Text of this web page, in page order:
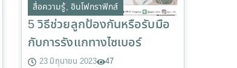
สื่อความรู้, อินโฟกราฟิกส์
5 วิธีช่วยลูกป้องกันหรือรับมือ
กับการรังแกทางไซเบอร์
23 มิถุนายน 2023 47